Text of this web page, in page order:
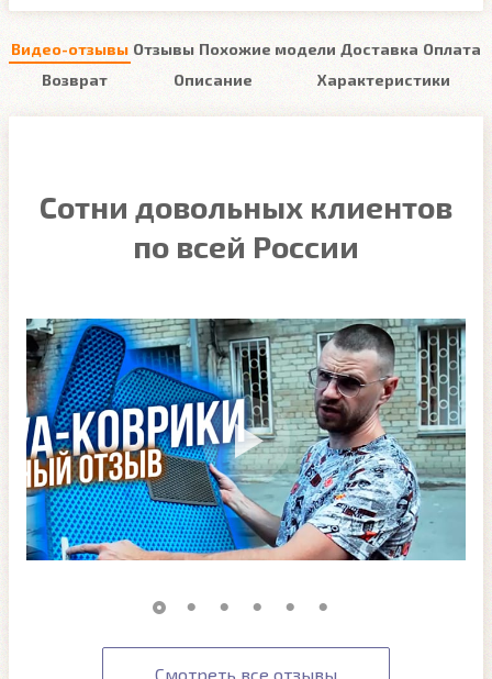
Видео-отзывы Отзывы Похожие модели Доставка Оплата
Возврат
Описание Характеристики
Сотни довольных клиентов
по всей России
Смотреть все отзывы